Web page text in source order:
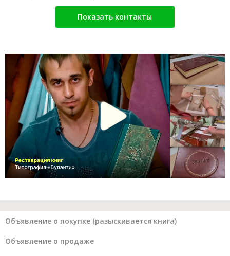
Показать контакты
Объявление о покупке (разыскивается книга)
Объявление о продаже